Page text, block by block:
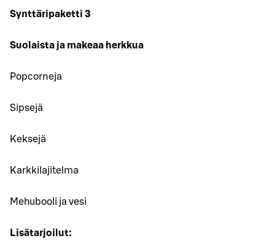
Synttäripaketti 3
Suolaista ja makeaa herkkua
Popcorneja
Sipsejä
Keksejä
Karkkilajitelma
Mehubooli ja vesi
Lisätarjoilut: